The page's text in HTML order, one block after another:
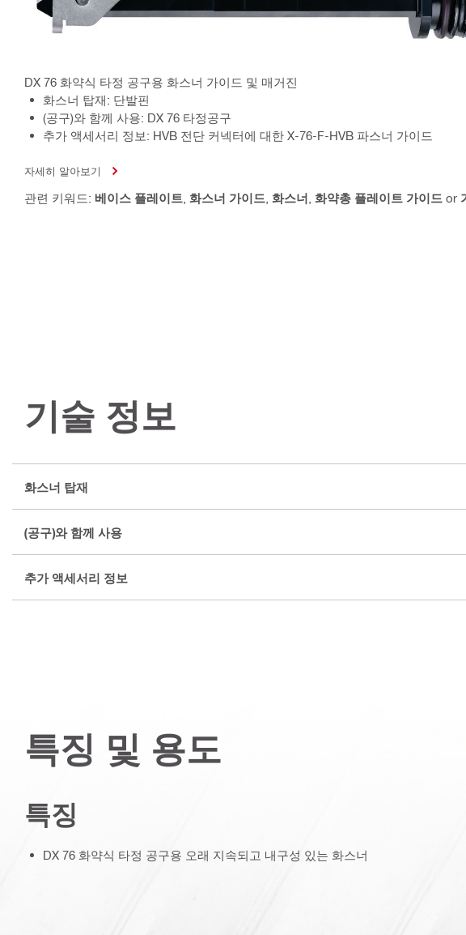
DX 76 화약식 타정 공구용 화스너 가이드 및 매거진
화스너 탑재: 단발핀
(공구)와 함께 사용: DX 76 타정공구
추가 액세서리 정보: HVB 전단 커넥터에 대한 X-76-F-HVB 파스너 가이드
자세히 알아보기
관련 키워드: 베이스 플레이트 화스너 가이드 화스너 화약총 플레이트 가이드 or
기술 정보
화스너 탑재
(공구)와 함께 사용
추가 액세서리 정보
특징 및 용도
특징
DX 76 화약식 타정 공구용 오래 지속되고 내구성 있는 화스너